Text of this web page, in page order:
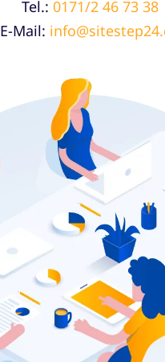
Tel.: 0171/2 46 73 38
E-Mail: